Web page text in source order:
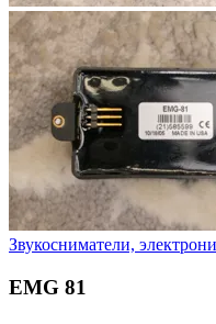
Звукосниматели,
EMG 81